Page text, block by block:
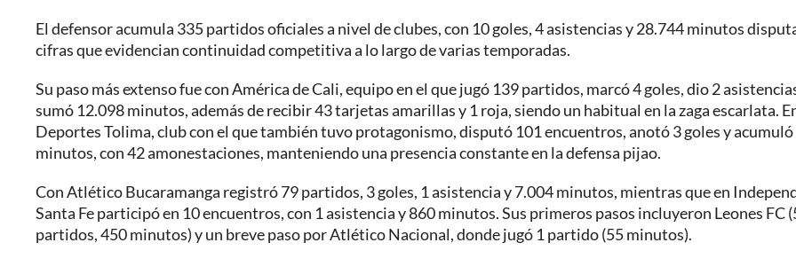
El defensor acumula 335 partidos oficiales a nivel de clubes, con 10 goles, 4 asistencias y 28.744 minutos
cifras que evidencian continuidad competitiva a lo largo de varias temporadas.
Su paso más extenso fue con América de Cali, equipo en el que jugó 139 partidos, marcó 4 goles, dio 2
sumó 12.098 minutos, además de recibir 43 tarjetas amarillas y 1 roja, siendo un habitual en la zaga escarlata.
Deportes Tolima, club con el que también tuvo protagonismo, disputó 101 encuentros, anotó 3 goles y
minutos, con 42 amonestaciones, manteniendo una presencia constante en la defensa pijao.
Con Atlético Bucaramanga registró 79 partidos, 3 goles, 1 asistencia y 7.004 minutos, mientras que en
Santa Fe participó en 10 encuentros, con 1 asistencia y 860 minutos. Sus primeros pasos incluyeron Leones FC
partidos, 450 minutos) y un breve paso por Atlético Nacional, donde jugó 1 partido (55 minutos).